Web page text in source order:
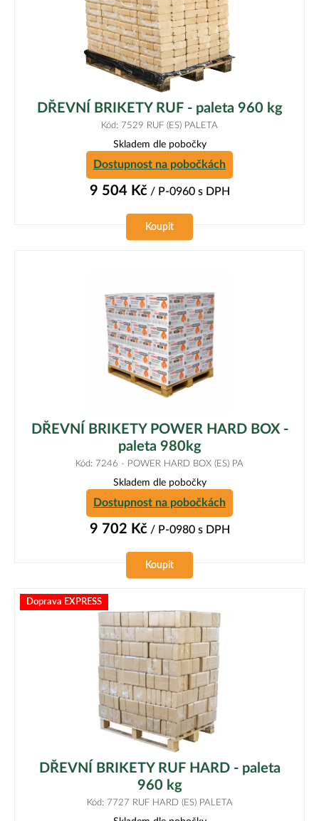
DŘEVNÍ BRIKETY RUF - paleta 960 kg
Kód: 7529 RUF (ES) PALETA
Skladem dle pobočky
Dostupnost na pobočkách
9 504 Kč/ P-0960 s DPH
Koupit
DŘEVNÍ BRIKETY POWER HARD BOX -
paleta 980kg
Kód: 7246 - POWER HARD BOX (ES) PA
Skladem dle pobočky
Dostupnost na pobočkách
9 702 Kč/ P-0980 s DPH
Koupit
Doprava EXPRESS
DŘEVNÍ BRIKETY RUF HARD - paleta
960 kg
Kód: 7727 RUF HARD (ES) PALETA